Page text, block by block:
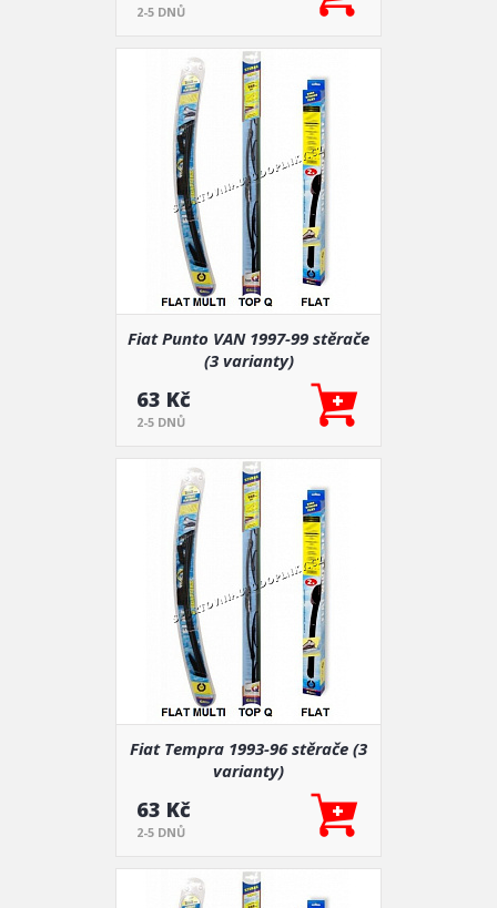
2-5 DNŮ
Fiat Punto VAN 1997-99 stěrače
(3 varianty)
63 Kč
2-5 DNŮ
Fiat Tempra 1993-96 stěrače (3
varianty)
63 Kč
2-5 DNŮ